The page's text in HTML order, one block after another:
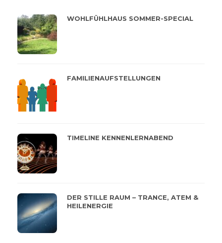
WOHLFÜHLHAUS SOMMER-SPECIAL
FAMILIENAUFSTELLUNGEN
TIMELINE KENNENLERNABEND
DER STILLE RAUM – TRANCE, ATEM &
HEILENERGIE